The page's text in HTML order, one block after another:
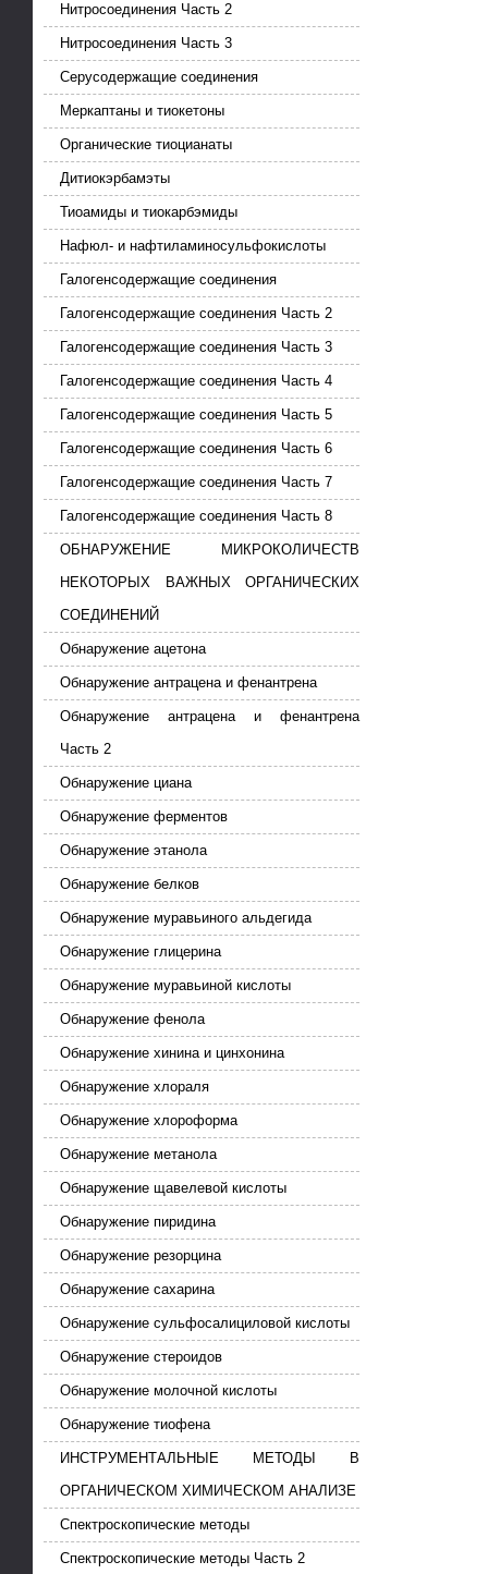
Нитросоединения Часть 2
Нитросоединения Часть 3
Серусодержащие соединения
Меркаптаны и тиокетоны
Органические тиоцианаты
Дитиокэрбамэты
Тиоамиды и тиокарбэмиды
Нафюл- и нафтиламиносульфокислоты
Галогенсодержащие соединения
Галогенсодержащие соединения Часть 2
Галогенсодержащие соединения Часть 3
Галогенсодержащие соединения Часть 4
Галогенсодержащие соединения Часть 5
Галогенсодержащие соединения Часть 6
Галогенсодержащие соединения Часть 7
Галогенсодержащие соединения Часть 8
ОБНАРУЖЕНИЕ МИКРОКОЛИЧЕСТВ
НЕКОТОРЫХ ВАЖНЫХ ОРГАНИЧЕСКИХ
СОЕДИНЕНИЙ
Обнаружение ацетона
Обнаружение антрацена и фенантрена
Обнаружение антрацена и фенантрена
Часть 2
Обнаружение циана
Обнаружение ферментов
Обнаружение этанола
Обнаружение белков
Обнаружение муравьиного альдегида
Обнаружение глицерина
Обнаружение муравьиной кислоты
Обнаружение фенола
Обнаружение хинина и цинхонина
Обнаружение хлораля
Обнаружение хлороформа
Обнаружение метанола
Обнаружение щавелевой кислоты
Обнаружение пиридина
Обнаружение резорцина
Обнаружение сахарина
Обнаружение сульфосалициловой кислоты
Обнаружение стероидов
Обнаружение молочной кислоты
Обнаружение тиофена
ИНСТРУМЕНТАЛЬНЫЕ МЕТОДЫ В
ОРГАНИЧЕСКОМ ХИМИЧЕСКОМ АНАЛИЗЕ
Спектроскопические методы
Спектроскопические методы Часть 2